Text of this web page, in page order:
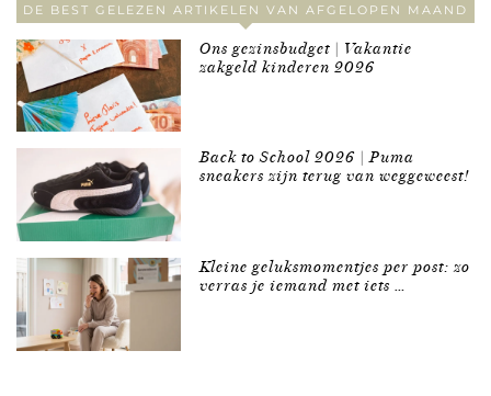
DE BEST GELEZEN ARTIKELEN VAN AFGELOPEN MAAND
Ons gezinsbudget | Vakantie
zakgeld kinderen 2026
Back to School 2026 | Puma
sneakers zijn terug van weggeweest!
Kleine geluksmomentjes per post: zo
verras je iemand met iets …